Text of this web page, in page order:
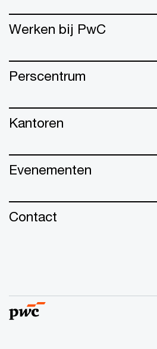
Werken bij PwC
Perscentrum
Kantoren
Evenementen
Contact